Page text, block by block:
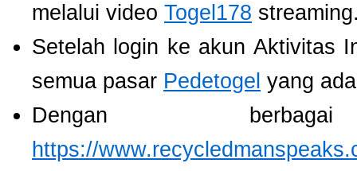
melalui video Togel178
Setelah login ke akun Aktivitas
semua pasar Pedetogel yang
Dengan
https://